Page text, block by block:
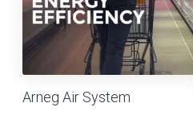
Arneg Air System